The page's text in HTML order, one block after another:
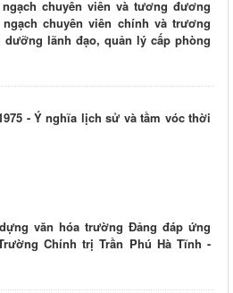
chuyên viên và tương đương
chuyên viên chính và trương
lãnh đạo, quản lý cấp phòng
- Ý nghĩa lịch sử và tầm vóc thời
văn hóa trường Đảng đáp ứng
Chính trị Trần Phú Hà Tĩnh -